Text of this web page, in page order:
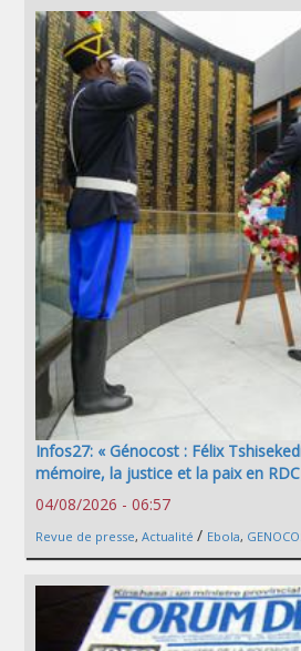
Infos27: « Génocost : Félix
mémoire, la justice et la paix en
04/08/2026 - 06:57
Revue de presse, Actualité / Ebola,